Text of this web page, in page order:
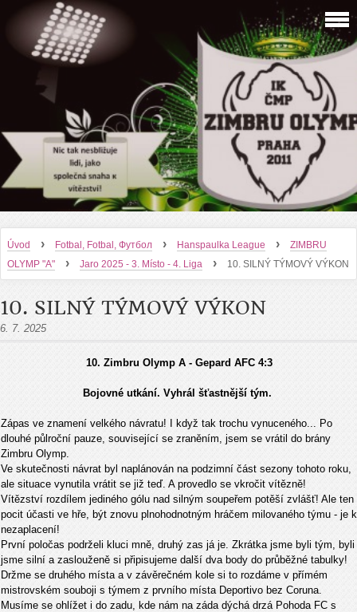
Úvod › Fotbal, Fotbal, Футбол › Hanspaulka League ›
ZIMBRU
OLYMP "A"
› Jaro 2025 - 3. Místo - 4. Liga › 10. SILNÝ TÝMOVÝ VÝKON
10. SILNÝ TÝMOVÝ VÝKON
6. 7. 2025
10. Zimbru Olymp A - Gepard AFC 4:3
Bojovné utkání. Vyhrál šťastnější tým.
Zápas ve znamení velkého návratu! I když tak trochu vynuceného... Po
dlouhé půlroční pauze, související se zraněním, jsem se vrátil do brány
Zimbru Olymp.
Ve skutečnosti návrat byl naplánován na podzimní část sezony tohoto roku,
ale situace vynutila vrátit se již teď. A provedlo se vkročit vítězně!
Vítězství rozdílem jediného gólu nad silným soupeřem potěší zvlášť! Ale ten
pocit účasti ve hře, být znovu plnohodnotným hráčem milovaného týmu - je k
nezaplacení!
První poločas podrželi kluci mně, druhý zas já je. Zkrátka jsme byli tým, byli
jsme silní a zaslouženě si připisujeme další dva body do průběžné tabulky!
Držme se druhého místa a v závěrečném kole si to rozdáme v přímém
mistrovském souboji s týmem z prvního místa Deportivo bez Coruna.
Musíme se ohlížet i do zadu, kde nám na záda dýchá drzá Pohoda FC s